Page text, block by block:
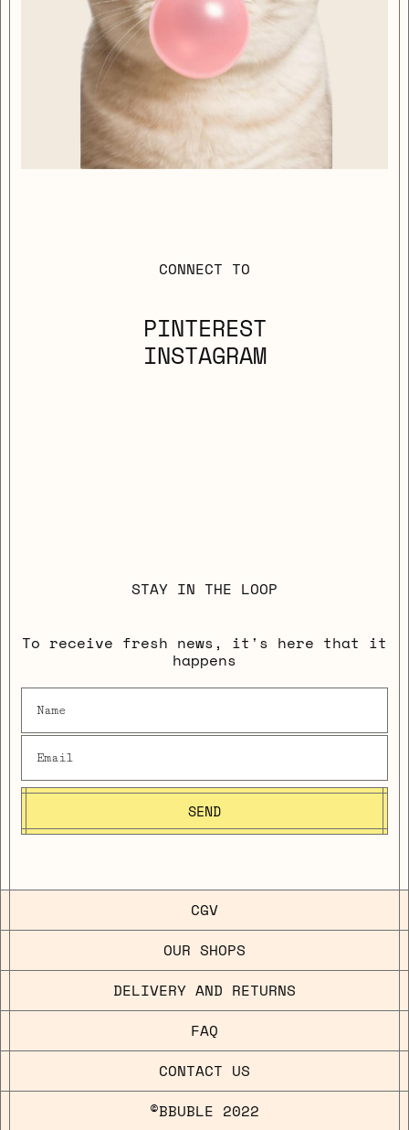
CONNECT TO
PINTEREST
INSTAGRAM
STAY IN THE LOOP
To receive fresh news, it's here that it
happens
SEND
CGV
OUR SHOPS
DELIVERY AND RETURNS
FAQ
CONTACT US
©BBUBLE 2022